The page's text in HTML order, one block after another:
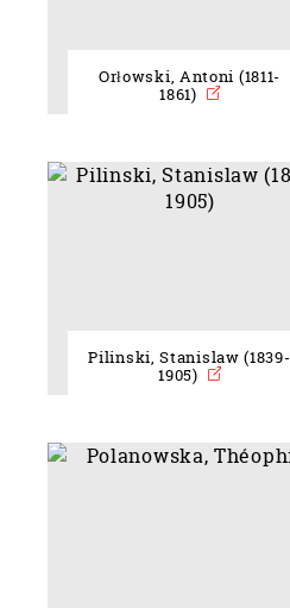
Orłowski, Antoni (1811-
1861)
Pilinski, Stanislaw (1839-
1905)